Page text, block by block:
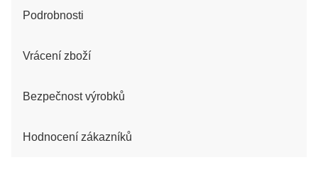
Podrobnosti
Vrácení zboží
Bezpečnost výrobků
Hodnocení zákazníků